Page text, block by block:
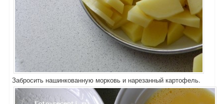
Забросить нашинкованную морковь и нарезанный картофель.